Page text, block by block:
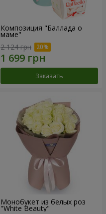
Композиция "Баллада о
маме"
2 124 грн
Заказать
Монобукет из белых роз
"White Beauty"